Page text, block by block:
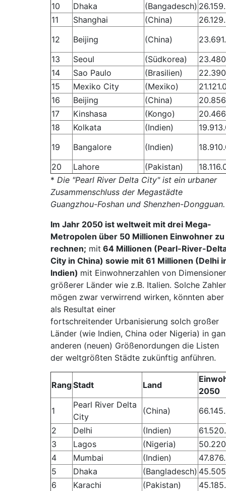
10 Dhaka (Bangadesch)
11
Shanghai (China)
12
Beijing (China)
13
Seoul (Südkorea)
14
Sao Paulo (Brasilien)
15
Mexiko City (Mexiko)
16
Beijing (China)
17
Kinshasa (Kongo)
18
Kolkata (Indien)
19
Bangalore (Indien)
20
Lahore (Pakistan)
* Die "Pearl River Delta City" ist ein urbaner
Zusammenschluss der Megastädte
Guangzhou-Foshan und Shenzhen-
Im Jahr 2050 ist weltweit mit drei Mega-
Metropolen über 50 Millionen Einwohner zu
rechnen; mit 64 Millionen (Pearl-River-
City in China) sowie mit 61 Millionen (Delhi
Indien) mit Einwohnerzahlen von
größerer Länder wie z.B. Italien. Solche
mögen zwar verwirrend wirken, könnten aber
als Resultat einer
fortschreitender Urbanisierung solch großer
Länder (wie Indien, China oder Nigeria) in
anderen (neuen) Größenordungen die Listen
der weltgrößten Städte zukünftig anführen.
RangStadt Land
2050
1
Pearl River Delta
City
(China)
2
Delhi (Indien)
3
Lagos (Nigeria)
4
Mumbai (Indien)
5
Dhaka (Bangladesch)
6
Karachi (Pakistan)